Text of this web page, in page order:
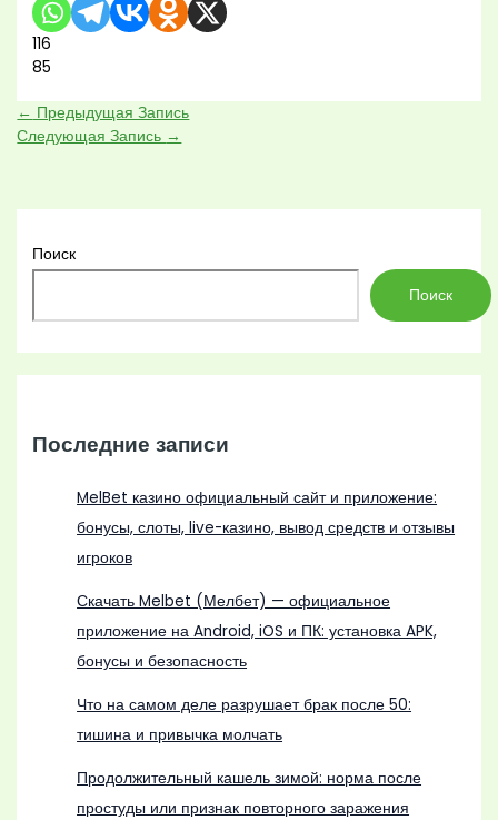
116
85
← Предыдущая Запись
Следующая Запись →
Поиск
Поиск
Последние записи
MelBet казино официальный сайт и приложение:
бонусы, слоты, live-казино, вывод средств и отзывы
игроков
Скачать Melbet (Мелбет) — официальное
приложение на Android, iOS и ПК: установка APK,
бонусы и безопасность
Что на самом деле разрушает брак после 50:
тишина и привычка молчать
Продолжительный кашель зимой: норма после
простуды или признак повторного заражения